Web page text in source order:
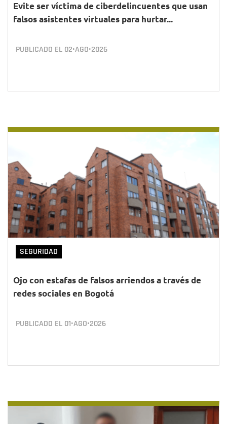
Evite ser víctima de ciberdelincuentes que usan
falsos asistentes virtuales para hurtar...
PUBLICADO EL 02•AGO•2026
SEGURIDAD
Ojo con estafas de falsos arriendos a través de
redes sociales en Bogotá
PUBLICADO EL 01•AGO•2026